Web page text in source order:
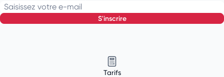
Saisissez votre e-mail
s'inscrire
Tarifs